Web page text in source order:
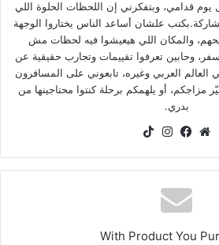
يوم قدامي، وبتفكرني إن اللحظات الحلوة اللي
علشان أساعد الناس يختاروا الوجهة
والمكان اللي هيعيشوا فيه لحظات مش
وحابين تعرفوا تقييمات وتجارب حقيقية عن
العالم العربي وغيره، تابعوني على المسافرون
مزاجكم، أو يلهمكم برحلة كنتوا محتاجينها من
بدري.
موقعفيسبوكانستقرام
With Product You